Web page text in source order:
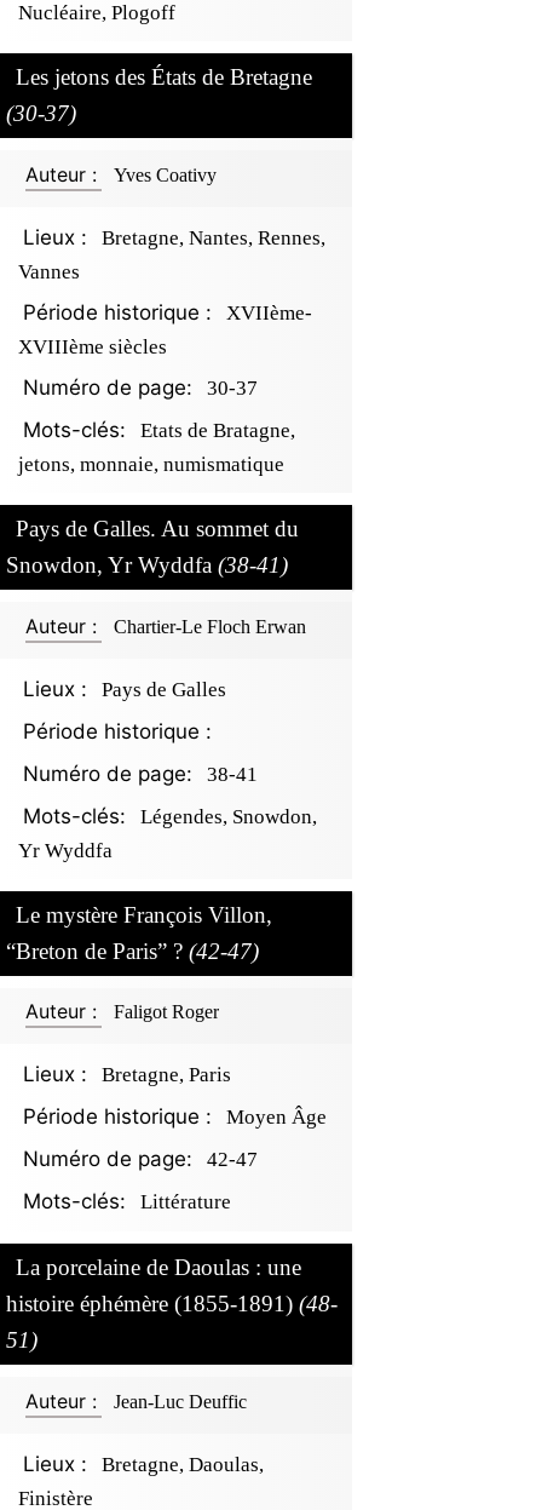
Nucléaire, Plogoff
Les jetons des États de Bretagne
(30-37)
Auteur : Yves Coativy
Lieux :
Bretagne, Nantes, Rennes,
Vannes
Période historique :
XVIIème-
XVIIIème siècles
Numéro de page: 30-37
Mots-clés:
Etats de Bratagne,
jetons, monnaie, numismatique
Pays de Galles. Au sommet du
Snowdon, Yr Wyddfa (38-41)
Auteur : Chartier-Le Floch Erwan
Lieux : Pays de Galles
Période historique :
Numéro de page:
38-41
Mots-clés:
Légendes, Snowdon,
Yr Wyddfa
Le mystère François Villon,
“Breton de Paris” ? (42-47)
Auteur : Faligot Roger
Lieux : Bretagne, Paris
Période historique : Moyen Âge
Numéro de page: 42-47
Mots-clés: Littérature
La porcelaine de Daoulas : une
histoire éphémère (1855-1891) (48-
51)
Auteur : Jean-Luc Deuffic
Lieux :
Bretagne, Daoulas,
Finistère